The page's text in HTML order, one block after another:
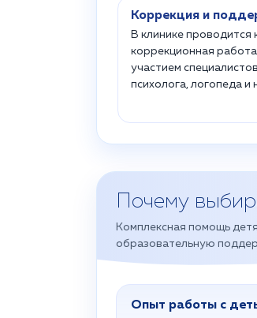
Коррекция и
В клинике проводится
коррекционная
участием
психолога, логопеда и
Почему
Комплексная помощь
образовательную
Опыт работы с